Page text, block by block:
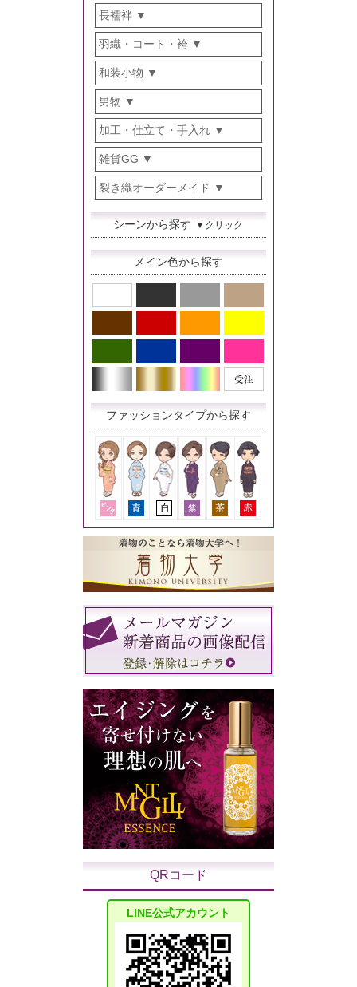
長襦袢
羽織・コート・袴
和装小物
男物
加工・仕立て・手入れ
雑貨GG
裂き織オーダーメイド
シーンから探す ▼クリック
メイン色から探す
ファッションタイプから探す
QRコード
LINE公式アカウント